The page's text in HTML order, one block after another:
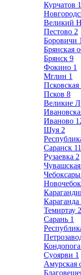
Курчатов 1
Великий
Пестово 2
Боровичи 1
Брянская
Брянск 9
Фокино 1
Мглин 1
Псковская
Псков 8
Великие
Иваново
Шуя 2
Саранск 11
Рузаевка 2
Чебоксары
Караганда
Темиртау 2
Сарань 1
Кондопога
Суоярви 1
Амурская